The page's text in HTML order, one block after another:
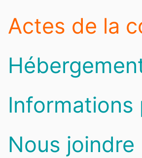
Actes de la
Informations
Nous joindre